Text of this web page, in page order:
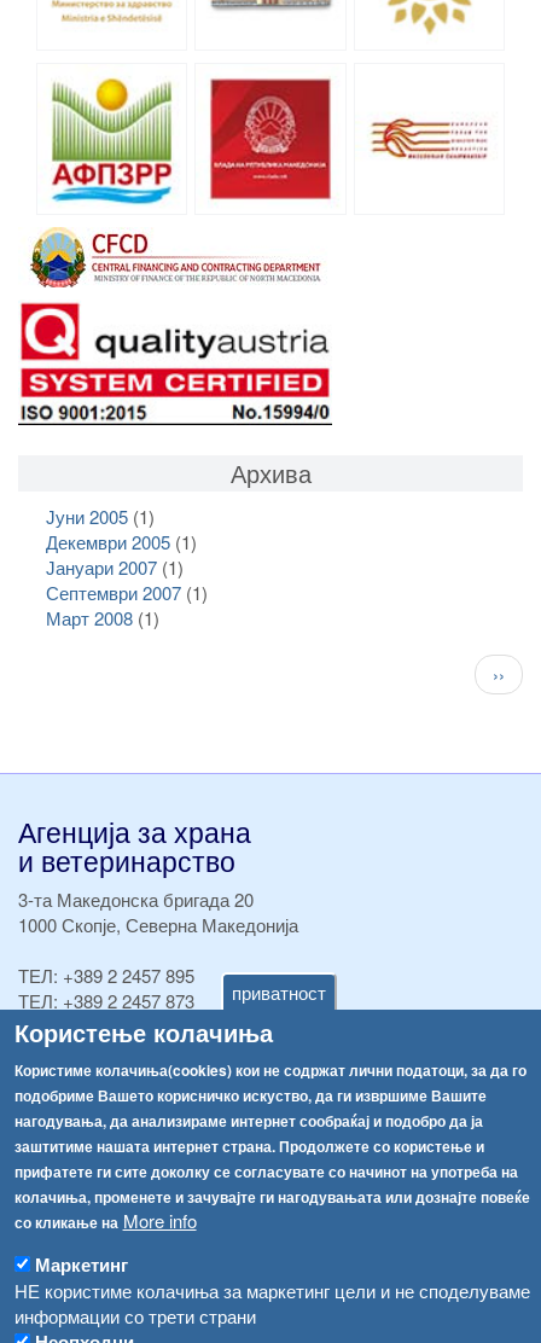
приватност
Користење колачиња
Користиме колачиња(cookies) кои не содржат лични податоци, за да го
подобриме Вашето корисничко искуство, да ги извршиме Вашите
нагодувања, да анализираме интернет сообраќај и подобро да ја
заштитиме нашата интернет страна. Продолжете со користење и
прифатете ги сите доколку се согласувате со начинот на употреба на
колачиња, променете и зачувајте ги нагодувањата или дознајте повеќе
со кликање на More info
Маркетинг
НЕ користиме колачиња за маркетинг цели и не споделуваме
информации со трети страни
Архива
Јуни 2005(1)
Декември 2005(1)
Јануари 2007(1)
Септември 2007(1)
Март 2008(1)
››
Агенција за храна
и ветеринарство
3-та Македонска бригада 20
1000 Скопје, Северна Македонија
ТЕЛ: +389 2 2457 895
ТЕЛ: +389 2 2457 873
Факс:+389 2 2457 893
Факс:+389 2 2457 871
info@fva.gov.mk
[АХВ-претходна страна]
Соопштенија
Република Бугарија ги засили официјалните контроли при увоз на свежо овошје и зеленчук
Водата во Гостивар може да се користи како техничка, продолжува испораката на флаширана вода
Во Гостивар спроведени 70 вонредни контроли
Навигација
Архива
Забрани